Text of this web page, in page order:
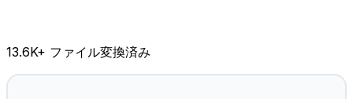
13.6K+ ファイル変換済み